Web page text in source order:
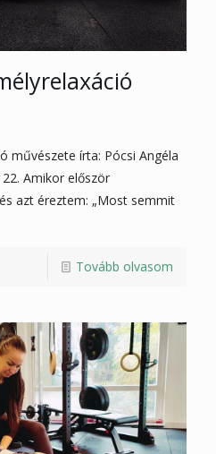
művészete írta: Pócsi Angéla
Amikor először
azt éreztem: „Most semmit
Tovább olvasom